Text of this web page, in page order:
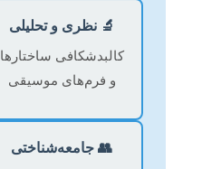
🔬 نظری و تحلیلی
کالبدشکافی ساختارها
و فرم‌های موسیقی
👥 جامعه‌شناختی